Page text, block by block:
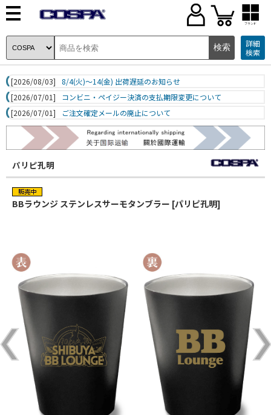
ブランド
詳細
検索
[2026/08/03]
8/4(火)～14(金) 出荷遅延のお知らせ
[2026/07/01]
コンビニ・ペイジー決済の支払期限変更について
[2026/07/01]
ご注文確定メールの廃止について
パリピ孔明
BBラウンジ ステンレスサーモタンブラー [パリピ孔明]